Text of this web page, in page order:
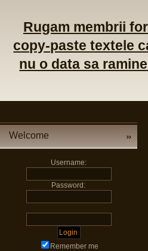
Rugam membrii
copy-paste textele
nu o data sa
Welcome
Username:
Password:
Remember me